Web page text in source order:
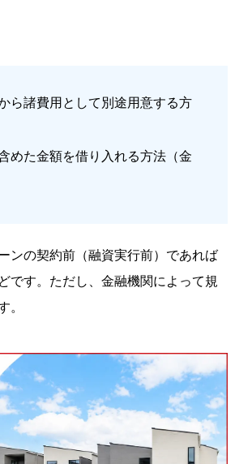
ら諸費用として別途用意する方
めた金額を借り入れる方法（金
ンの契約前（融資実行前）であれば
です。ただし、金融機関によって規
。